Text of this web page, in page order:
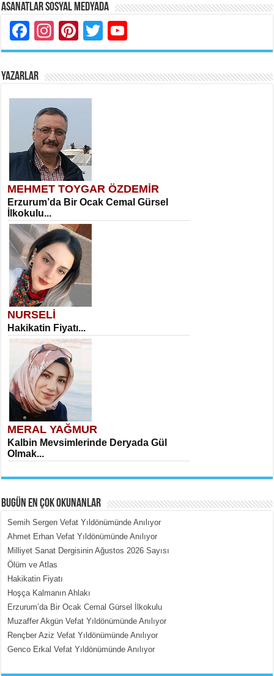
Asanatlar Sosyal Medyada
Facebook
Instagram
Pinterest
Twitter
YAZARLAR
MEHMET TOYGAR ÖZDEMİR
Erzurum’da Bir Ocak Cemal Gürsel
İlkokulu...
NURSELİ
Hakikatin Fiyatı...
MERAL YAĞMUR
Kalbin Mevsimlerinde Deryada Gül
Olmak...
MEHMET ÇOBAN
İçerdeki Put Dışardaki Maskeler...
BUGÜN EN ÇOK OKUNANLAR
Semih Sergen Vefat Yıldönümünde Anılıyor
Ahmet Erhan Vefat Yıldönümünde Anılıyor
Milliyet Sanat Dergisinin Ağustos 2026 Sayısı
Ölüm ve Atlas
Hakikatin Fiyatı
Hoşça Kalmanın Ahlakı
Erzurum’da Bir Ocak Cemal Gürsel İlkokulu
Muzaffer Akgün Vefat Yıldönümünde Anılıyor
Rençber Aziz Vefat Yıldönümünde Anılıyor
Genco Erkal Vefat Yıldönümünde Anılıyor